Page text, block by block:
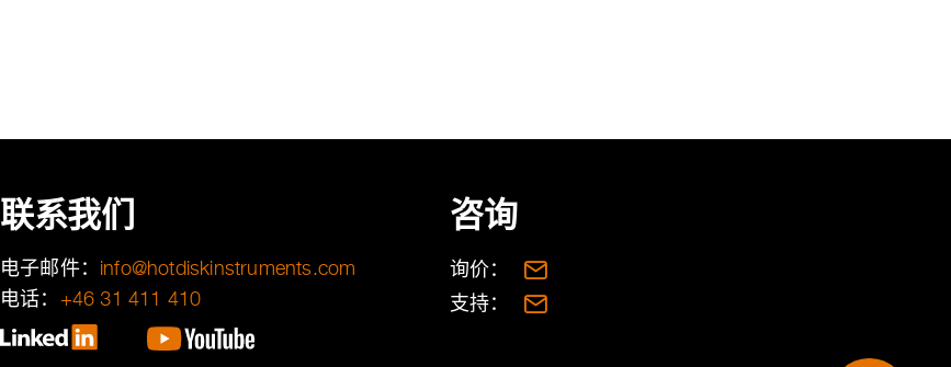
联系我们
电子邮件： moc.stnemurtsniksidtoh@ofni
电话： +46 31 411 410
咨询
询价：
支持：